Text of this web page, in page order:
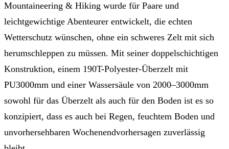
Mountaineering & Hiking wurde für Paare und
leichtgewichtige Abenteurer entwickelt, die echten
Wetterschutz wünschen, ohne ein schweres Zelt mit sich
herumschleppen zu müssen. Mit seiner doppelschichtigen
Konstruktion, einem 190T-Polyester-Überzelt mit
PU3000mm und einer Wassersäule von 2000–3000mm
sowohl für das Überzelt als auch für den Boden ist es so
konzipiert, dass es auch bei Regen, feuchtem Boden und
unvorhersehbaren Wochenendvorhersagen zuverlässig